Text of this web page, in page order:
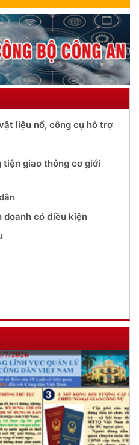
liệu nổ, công cụ hỗ trợ
giao thông cơ giới
doanh có điều kiện